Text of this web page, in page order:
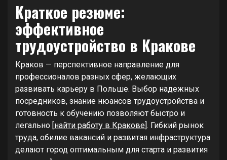
Краткое резюме:
эффективное
трудоустройство в Кракове
Краков — перспективное направление для
профессионалов разных сфер, желающих
развивать карьеру в Польше. Выбор надежных
посредников, знание нюансов трудоустройства и
готовность к обучению позволяют быстро и
легально [найти работу в Кракове]. Гибкий рынок
труда, обилие вакансий и развитая инфраструктура
делают город оптимальным для старта и развития